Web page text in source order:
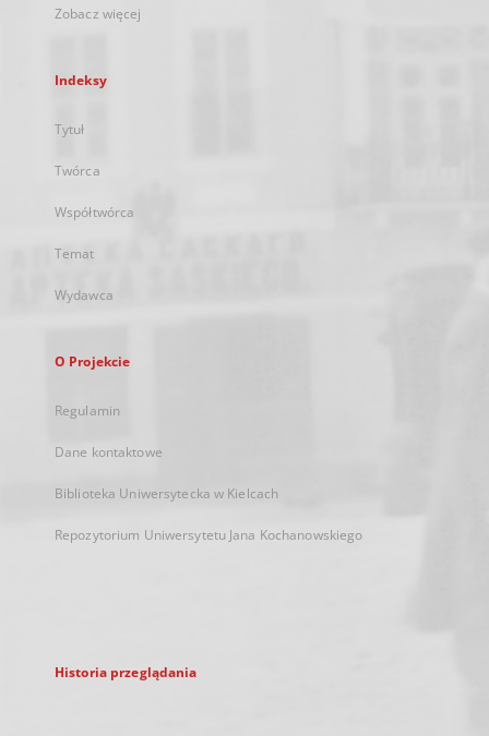
Zobacz więcej
Indeksy
Tytuł
Twórca
Współtwórca
Temat
Wydawca
O Projekcie
Regulamin
Dane kontaktowe
Biblioteka Uniwersytecka w Kielcach
Repozytorium Uniwersytetu Jana Kochanowskiego
Historia przeglądania